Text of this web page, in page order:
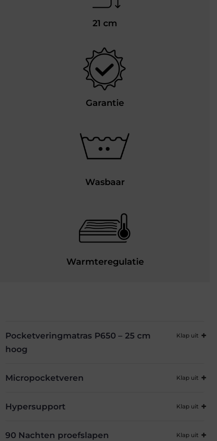
21 cm
Garantie
Wasbaar
Warmteregulatie
Pocketveringmatras P650 – 25 cm
hoog
Micropocketveren
Hypersupport
90 Nachten proefslapen